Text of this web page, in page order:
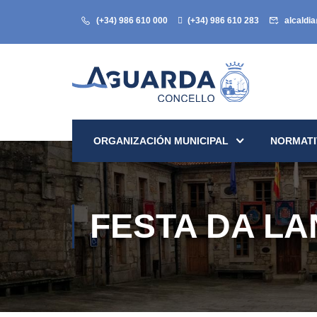
(+34) 986 610 000 (+34) 986 610 283
ORGANIZACIÓN MUNICIPAL
FESTA DA